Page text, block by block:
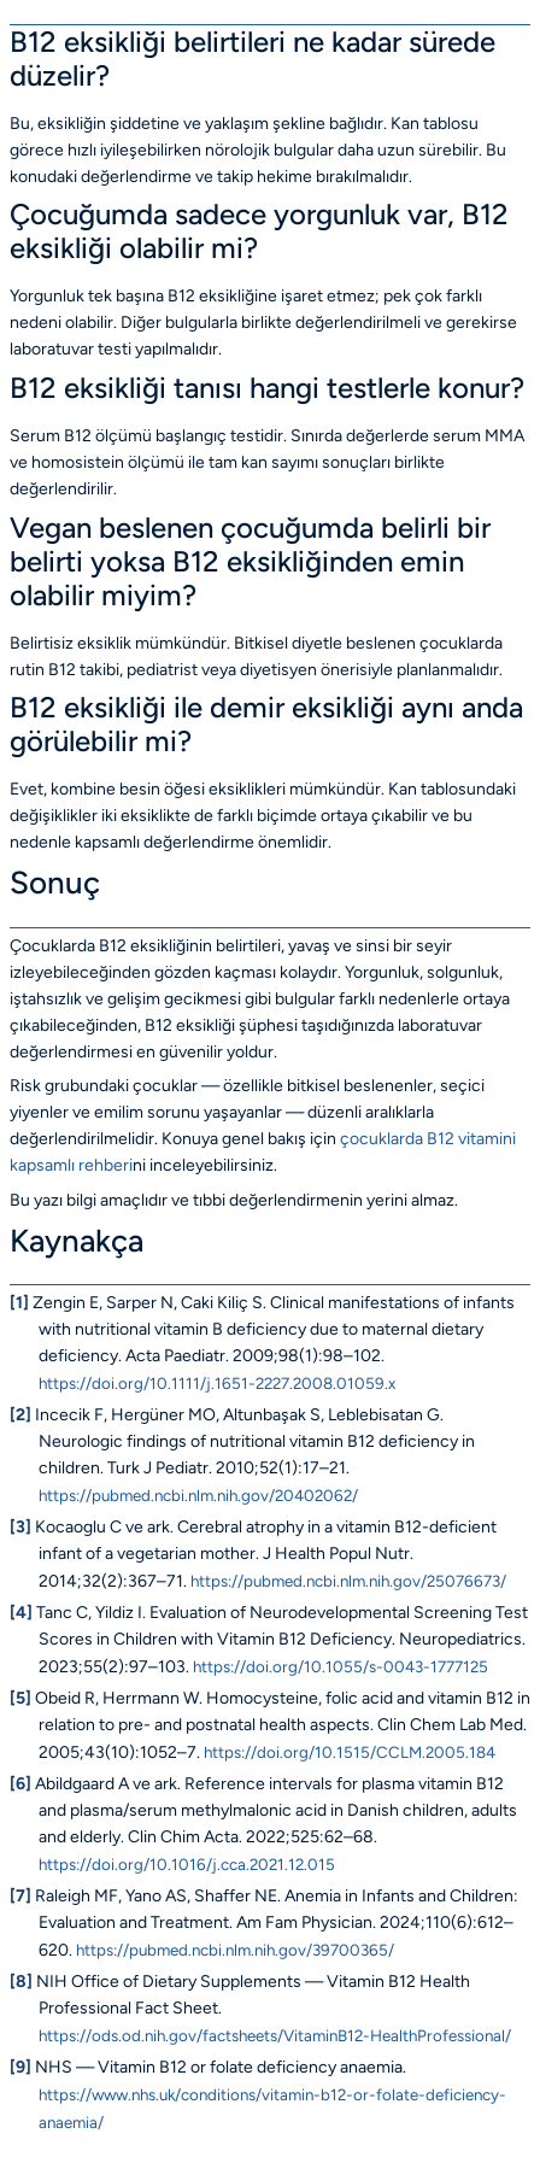
B12 eksikliği belirtileri ne kadar sürede
düzelir?
Bu, eksikliğin şiddetine ve yaklaşım şekline bağlıdır. Kan tablosu
görece hızlı iyileşebilirken nörolojik bulgular daha uzun sürebilir. Bu
konudaki değerlendirme ve takip hekime bırakılmalıdır.
Çocuğumda sadece yorgunluk var, B12
eksikliği olabilir mi?
Yorgunluk tek başına B12 eksikliğine işaret etmez; pek çok farklı
nedeni olabilir. Diğer bulgularla birlikte değerlendirilmeli ve gerekirse
laboratuvar testi yapılmalıdır.
B12 eksikliği tanısı hangi testlerle konur?
Serum B12 ölçümü başlangıç testidir. Sınırda değerlerde serum MMA
ve homosistein ölçümü ile tam kan sayımı sonuçları birlikte
değerlendirilir.
Vegan beslenen çocuğumda belirli bir
belirti yoksa B12 eksikliğinden emin
olabilir miyim?
Belirtisiz eksiklik mümkündür. Bitkisel diyetle beslenen çocuklarda
rutin B12 takibi, pediatrist veya diyetisyen önerisiyle planlanmalıdır.
B12 eksikliği ile demir eksikliği aynı anda
görülebilir mi?
Evet, kombine besin öğesi eksiklikleri mümkündür. Kan tablosundaki
değişiklikler iki eksiklikte de farklı biçimde ortaya çıkabilir ve bu
nedenle kapsamlı değerlendirme önemlidir.
Sonuç
Çocuklarda B12 eksikliğinin belirtileri, yavaş ve sinsi bir seyir
izleyebileceğinden gözden kaçması kolaydır. Yorgunluk, solgunluk,
iştahsızlık ve gelişim gecikmesi gibi bulgular farklı nedenlerle ortaya
çıkabileceğinden, B12 eksikliği şüphesi taşıdığınızda laboratuvar
değerlendirmesi en güvenilir yoldur.
Risk grubundaki çocuklar — özellikle bitkisel beslenenler, seçici
yiyenler ve emilim sorunu yaşayanlar — düzenli aralıklarla
değerlendirilmelidir. Konuya genel bakış için çocuklarda B12 vitamini
kapsamlı rehberini inceleyebilirsiniz.
Bu yazı bilgi amaçlıdır ve tıbbi değerlendirmenin yerini almaz.
Kaynakça
[1] Zengin E, Sarper N, Caki Kiliç S. Clinical manifestations of infants
with nutritional vitamin B deficiency due to maternal dietary
deficiency. Acta Paediatr. 2009;98(1):98–102.
https://doi.org/10.1111/j.1651-2227.2008.01059.x
[2] Incecik F, Hergüner MO, Altunbaşak S, Leblebisatan G.
Neurologic findings of nutritional vitamin B12 deficiency in
children. Turk J Pediatr. 2010;52(1):17–21.
https://pubmed.ncbi.nlm.nih.gov/20402062/
[3] Kocaoglu C ve ark. Cerebral atrophy in a vitamin B12-deficient
infant of a vegetarian mother. J Health Popul Nutr.
2014;32(2):367–71. https://pubmed.ncbi.nlm.nih.gov/25076673/
[4] Tanc C, Yildiz I. Evaluation of Neurodevelopmental Screening Test
Scores in Children with Vitamin B12 Deficiency. Neuropediatrics.
2023;55(2):97–103. https://doi.org/10.1055/s-0043-1777125
[5] Obeid R, Herrmann W. Homocysteine, folic acid and vitamin B12 in
relation to pre- and postnatal health aspects. Clin Chem Lab Med.
2005;43(10):1052–7. https://doi.org/10.1515/CCLM.2005.184
[6] Abildgaard A ve ark. Reference intervals for plasma vitamin B12
and plasma/serum methylmalonic acid in Danish children, adults
and elderly. Clin Chim Acta. 2022;525:62–68.
https://doi.org/10.1016/j.cca.2021.12.015
[7] Raleigh MF, Yano AS, Shaffer NE. Anemia in Infants and Children:
Evaluation and Treatment. Am Fam Physician. 2024;110(6):612–
620. https://pubmed.ncbi.nlm.nih.gov/39700365/
[8] NIH Office of Dietary Supplements — Vitamin B12 Health
Professional Fact Sheet.
https://ods.od.nih.gov/factsheets/VitaminB12-HealthProfessional/
[9] NHS — Vitamin B12 or folate deficiency anaemia.
https://www.nhs.uk/conditions/vitamin-b12-or-folate-deficiency-
anaemia/